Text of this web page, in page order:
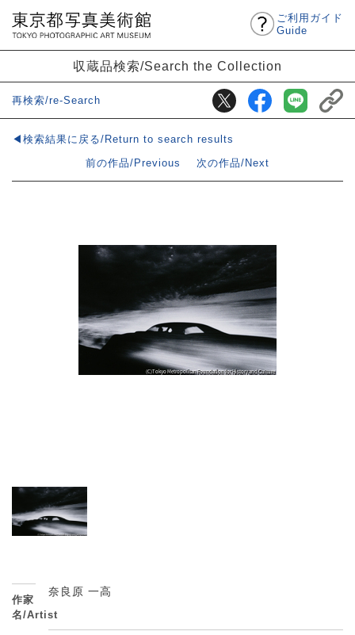
ご利用ガイド
Guide
収蔵品検索/Search the Collection
再検索/re-Search
◀検索結果に戻る/Return to search results
前の作品/Previous
次の作品/Next
作家
名/Artist
奈良原 一高